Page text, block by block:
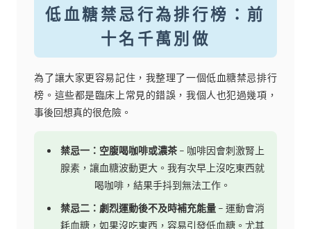
低血糖禁忌行為排行榜：前
十名千萬別做
為了讓大家更容易記住，我整理了一個低血糖禁忌排行
榜。這些都是臨床上常見的錯誤，我個人也犯過幾項，
事後回想真的很危險。
禁忌一：空腹喝咖啡或濃茶 – 咖啡因會刺激腎上
腺素，讓血糖波動更大。我有次早上沒吃東西就
喝咖啡，結果手抖到無法工作。
禁忌二：劇烈運動後不及時補充能量 – 運動會消
耗血糖，如果沒吃東西，容易引發低血糖。尤其